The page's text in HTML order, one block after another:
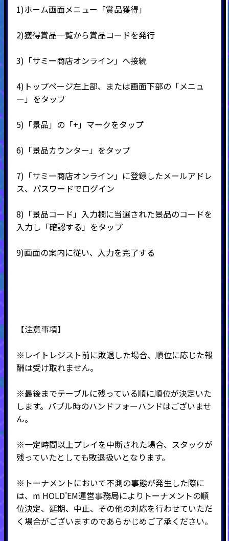
1)ホーム画面メニュー「賞品獲得」
2)獲得賞品一覧から賞品コードを発行
3) 「サミー商店オンライン」へ接続
4) トップページ左上部、または画面下部の「メニュ
ー」をタップ
5) 「景品」の「+」マークをタップ
6) 「景品カウンター」をタップ
7) 「サミー商店オンライン」に登録したメールアドレ
ス、パスワードでログイン
8) 「景品コード」入力欄に当選された景品のコードを
入力し「確認する」をタップ
9)画面の案内に従い、入力を完了する
【注意事項】
※レイトレジスト前に敗退した場合、順位に応じた報
酬は受け取れません。
※最後までテーブルに残っている順に順位が決定いた
します。バブル時のハンドフォーハンドはございませ
ん。
※一定時間以上プレイを中断された場合、スタックが
残っていたとしても敗退扱いとなります。
※トーナメントにおいて不測の事態が発生した際に
は、m HOLD'EM運営事務局によりトーナメントの順
位決定、延期、中止、その他の対応を行わせていただ
く場合がございますのであらかじめご了承ください。